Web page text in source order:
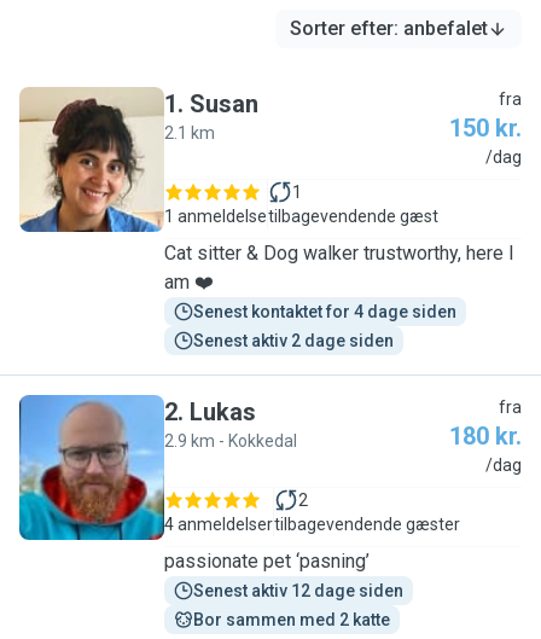
Sorter efter: anbefalet
S
1. Susan
2.1 km
fra
150 kr.
/dag
1 anmeldelse
1
tilbagevendende gæst
Cat sitter & Dog walker trustworthy, here I
am ❤️
Senest kontaktet for 4 dage siden
Senest aktiv 2 dage siden
L
2. Lukas
2.9 km - Kokkedal
fra
180 kr.
/dag
4 anmeldelser
2
tilbagevendende gæster
passionate pet ‘pasning’
Senest aktiv 12 dage siden
Bor sammen med 2 katte